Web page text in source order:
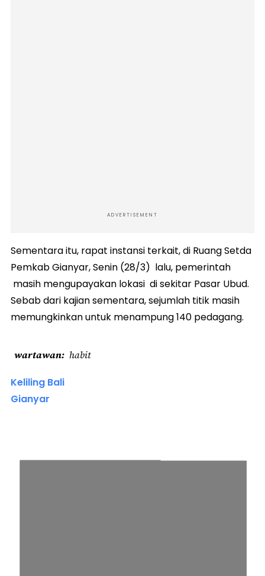
ADVERTISEMENT
Sementara itu, rapat instansi terkait, di Ruang Setda
Pemkab Gianyar, Senin (28/3) lalu, pemerintah
masih mengupayakan lokasi di sekitar Pasar Ubud.
Sebab dari kajian sementara, sejumlah titik masih
memungkinkan untuk menampung 140 pedagang.
wartawan habit
Keliling Bali
Gianyar